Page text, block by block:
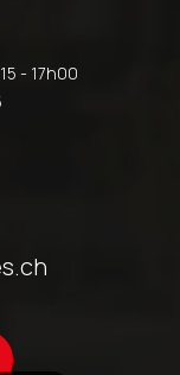
- 17h00